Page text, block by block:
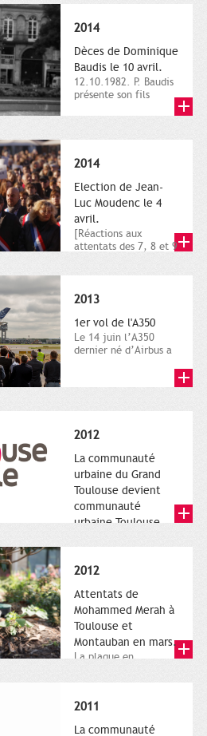
2014
Dèces de Dominique
Baudis le 10 avril.
12.10.1982. P. Baudis
présente son fils
2014
Election de Jean-
Luc Moudenc le 4
avril.
[Réactions aux
attentats des 7, 8 et 9
2013
1er vol de l'A350
Le 14 juin l’A350
dernier né d’Airbus a
2012
La communauté
urbaine du Grand
Toulouse devient
communauté
urbaine Toulouse
Métropole,
représentant l'anneau
de Moëbius.
2012
Attentats de
Mohammed Merah à
Toulouse et
Montauban en mars.
La plaque en
Charles-de-Gaulle.
2011
La communauté